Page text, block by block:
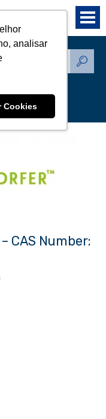
analisar
Cookies
CAS Number: